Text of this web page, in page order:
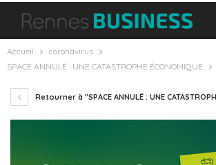
Accueil
coronavirus
SPACE ANNULÉ : UNE CATASTROPHE ÉCONOMIQUE
Retourner à "SPACE ANNULÉ : UNE